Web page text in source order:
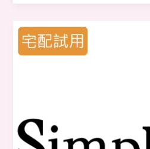
【Simply
新